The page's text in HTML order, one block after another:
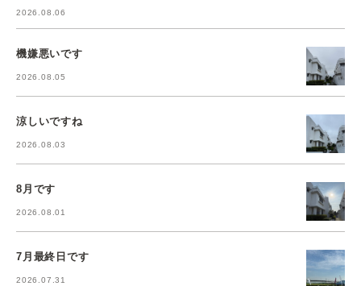
2026.08.06
機嫌悪いです
2026.08.05
涼しいですね
2026.08.03
8月です
2026.08.01
7月最終日です
2026.07.31